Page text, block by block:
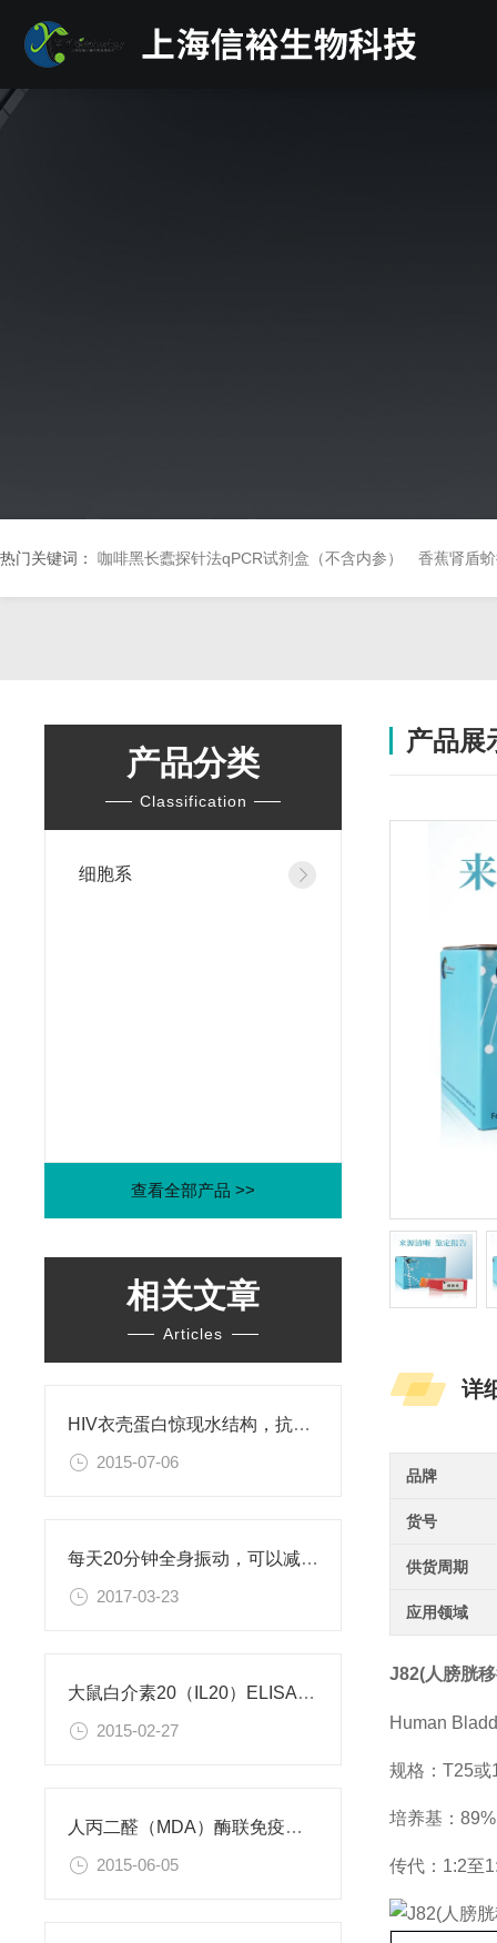
热门关键词： 咖啡黑长蠹探针法qPCR试剂盒（不含内参） 香蕉肾盾
产品分类
Classification
细胞系
查看全部产品 >>
相关文章
Articles
HIV衣壳蛋白惊现水结构，抗艾药物新思路
2015-07-06
每天20分钟全身振动，可以减肥、对抗糖尿病
2017-03-23
大鼠白介素20（IL20）ELISA试剂盒
2015-02-27
人丙二醛（MDA）酶联免疫分析试剂盒使用说明书
2015-06-05
产品展
详
品牌
货号
供货周期
应用领域
J82(人膀胱
Human
规格：T25或
培养基：
传代：1:2至